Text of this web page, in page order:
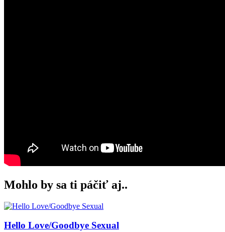
Mohlo by sa ti páčiť aj..
Hello Love/Goodbye Sexual